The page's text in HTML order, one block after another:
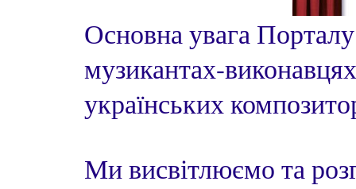
Основна увага
музикантах-
українських
Ми висвітлюємо та